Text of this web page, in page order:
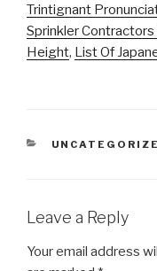
Trintignant
Sprinkler
Height, List Of
CATEGORIES
Leave a Reply
Your email address